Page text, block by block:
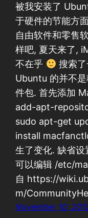
被我安装了
于硬件的节能方
自由软件和零售
样吧, 夏天来了,
不在乎
搜索
Ubuntu 的并不
件包. 首先添加
add-apt-
sudo apt-get
install
生了变化. 缺省
可以编辑 /etc/
自 https://
m/
November 10,